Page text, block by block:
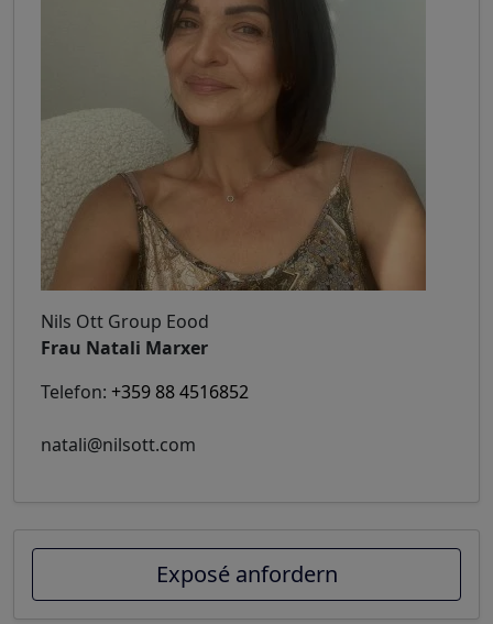
Nils Ott Group Eood
Frau Natali Marxer
Telefon: +359 88 4516852
natali@nilsott.com
Exposé anfordern